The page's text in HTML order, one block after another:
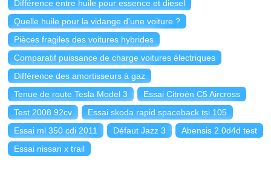
Différence entre huile pour essence et diesel
Quelle huile pour la vidange d'une voiture ?
Pièces fragiles des voitures hybrides
Comparatif puissance de charge voitures électriques
Différence des amortisseurs à gaz
Tenue de route Tesla Model 3
Essai Citroën C5 Aircross
Test 2008 92cv
Essai skoda rapid spaceback tsi 105
Essai ml 350 cdi 2011
Défaut Jazz 3
Abensis 2.0d4d test
Essai nissan x trail